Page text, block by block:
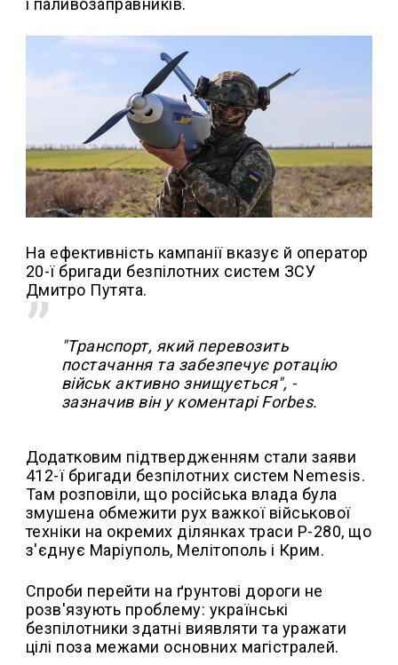
і паливозаправників.
На ефективність кампанії вказує й оператор
20-ї бригади безпілотних систем ЗСУ
Дмитро Путята.
"Транспорт, який перевозить
постачання та забезпечує ротацію
військ активно знищується", -
зазначив він у коментарі Forbes.
Додатковим підтвердженням стали заяви
412-ї бригади безпілотних систем Nemesis.
Там розповіли, що російська влада була
змушена обмежити рух важкої військової
техніки на окремих ділянках траси Р-280, що
з'єднує Маріуполь, Мелітополь і Крим.
Спроби перейти на ґрунтові дороги не
розв'язують проблему: українські
безпілотники здатні виявляти та уражати
цілі поза межами основних магістралей.